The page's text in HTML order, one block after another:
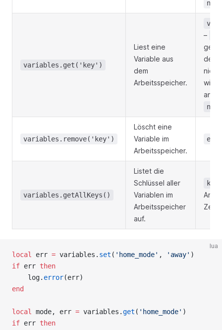
nil
variables.get('key')
Liest eine
Variable aus
dem
Arbeitsspeicher.
–
der
nicht
wird,
nil
variables.remove('key')
Löscht eine
Variable im
Arbeitsspeicher.
err
variables.getAllKeys()
Listet die
Schlüssel aller
Variablen im
Arbeitsspeicher
auf.
keys
lua
local err = variables. set ( 'home_mode' , 'away' )
if err then
    log.
error(err)
end
local mode, err = variables.get ( 'home_mode' )
if err then